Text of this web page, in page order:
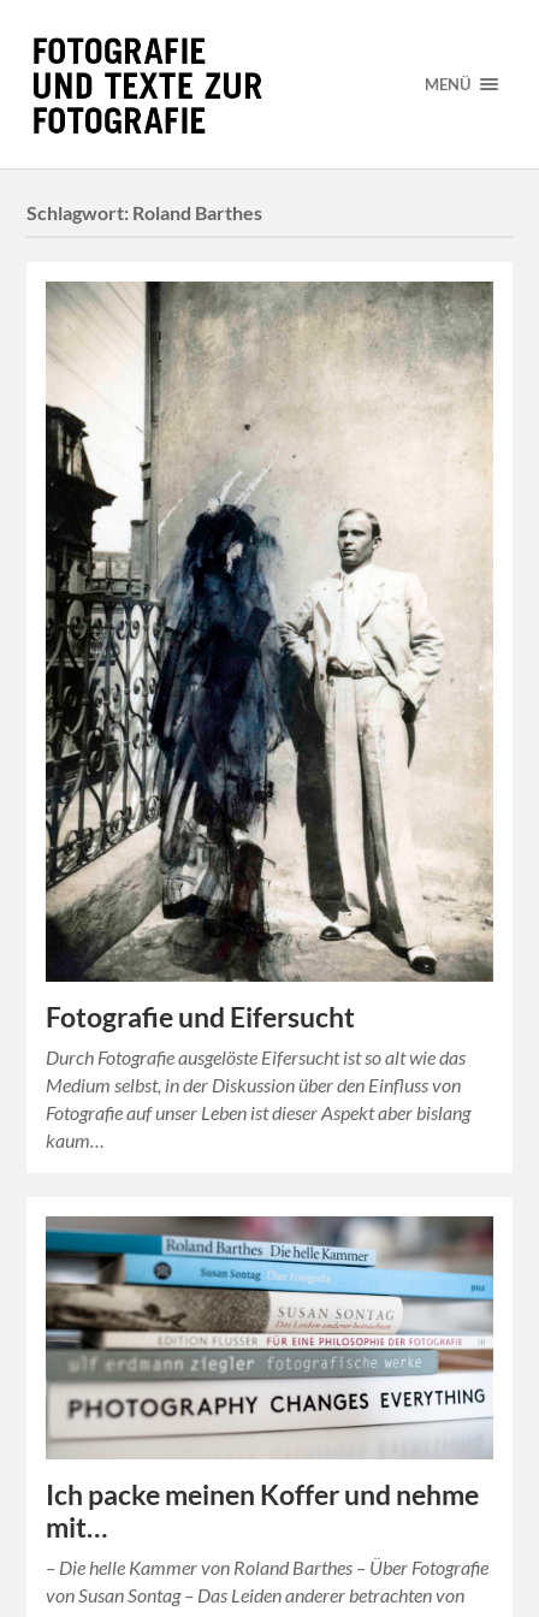
MENÜ
Schlagwort: Roland Barthes
Fotografie und Eifersucht
Durch Fotografie ausgelöste Eifersucht ist so alt wie das
Medium selbst, in der Diskussion über den Einfluss von
Fotografie auf unser Leben ist dieser Aspekt aber bislang
kaum…
Ich packe meinen Koffer und nehme
mit…
– Die helle Kammer von Roland Barthes – Über Fotografie
von Susan Sontag – Das Leiden anderer betrachten von